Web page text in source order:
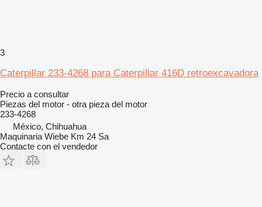
3
Caterpillar 233-4268 para Caterpillar 416D retroexcavadora
Precio a consultar
Piezas del motor - otra pieza del motor
233-4268
México, Chihuahua
Maquinaria Wiebe Km 24 Sa
Contacte con el vendedor